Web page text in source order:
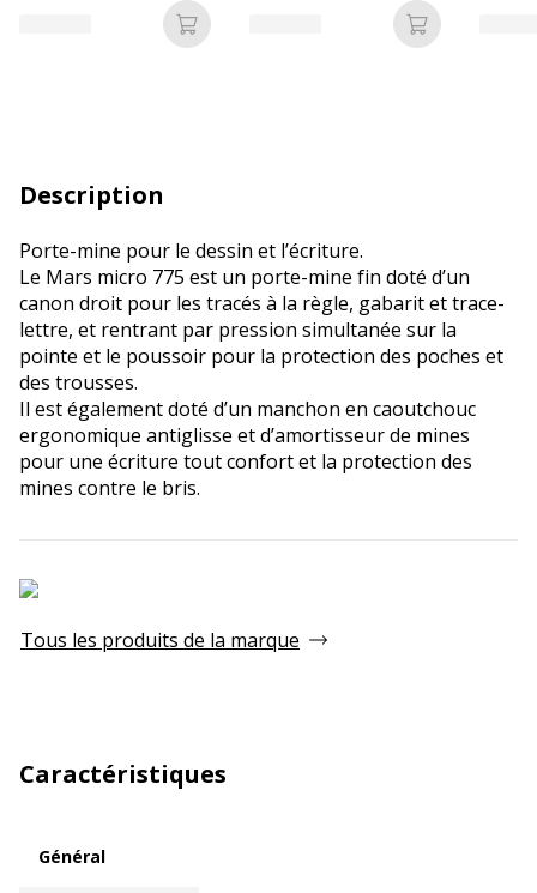
Ajouter au panier Ajouter au
Description
Porte-mine pour le dessin et l’écriture.
Le Mars micro 775 est un porte-mine fin doté d’un
canon droit pour les tracés à la règle, gabarit et trace-
lettre, et rentrant par pression simultanée sur la
pointe et le poussoir pour la protection des poches et
des trousses.
Il est également doté d’un manchon en caoutchouc
ergonomique antiglisse et d’amortisseur de mines
pour une écriture tout confort et la protection des
mines contre le bris.
Tous les produits de la marque
Caractéristiques
Général